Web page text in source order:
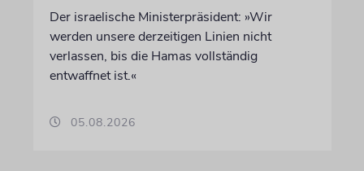
Der israelische Ministerpräsident: »Wir
werden unsere derzeitigen Linien nicht
verlassen, bis die Hamas vollständig
entwaffnet ist.«
05.08.2026